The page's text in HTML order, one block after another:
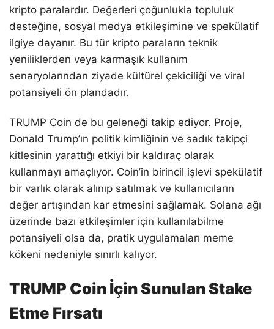
kripto paralardır. Değerleri çoğunlukla topluluk
desteğine, sosyal medya etkileşimine ve spekülatif
ilgiye dayanır. Bu tür kripto paraların teknik
yeniliklerden veya karmaşık kullanım
senaryolarından ziyade kültürel çekiciliği ve viral
potansiyeli ön plandadır.
TRUMP Coin de bu geleneği takip ediyor. Proje,
Donald Trump’ın politik kimliğinin ve sadık takipçi
kitlesinin yarattığı etkiyi bir kaldıraç olarak
kullanmayı amaçlıyor. Coin’in birincil işlevi spekülatif
bir varlık olarak alınıp satılmak ve kullanıcıların
değer artışından kar etmesini sağlamak. Solana ağı
üzerinde bazı etkileşimler için kullanılabilme
potansiyeli olsa da, pratik uygulamaları meme
kökeni nedeniyle sınırlı kalıyor.
TRUMP Coin İçin Sunulan Stake
Etme Fırsatı